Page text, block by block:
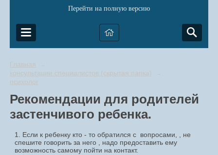
Перейти на полную версию
Главная →
консультации специалистов (скрытая папка) →
психолог
Рекомендации для родителей
застенчивого ребенка.
1. Если к ребенку кто - то обратился с вопросами, , не
спешите говорить за него , надо предоставить ему
возможность самому пойти на контакт.